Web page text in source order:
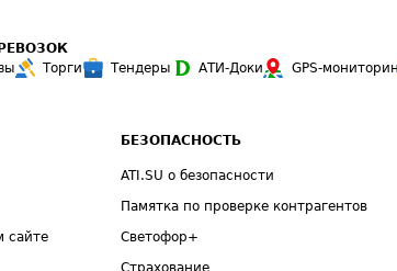
Торги Тендеры АТИ-Доки GPS-
сайте
БЕЗОПАСНОСТЬ
ATI.SU о безопасности
Памятка по проверке контрагентов
Светофор+
Страхование